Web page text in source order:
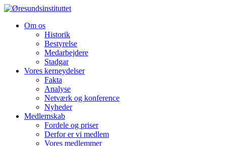
Om os
Historik
Bestyrelse
Medarbejdere
Stadgar
Vores kerneydelser
Fakta
Analyse
Netværk og konference
Nyheder
Medlemskab
Fordele og priser
Derfor er vi medlem
Vores medlemmer